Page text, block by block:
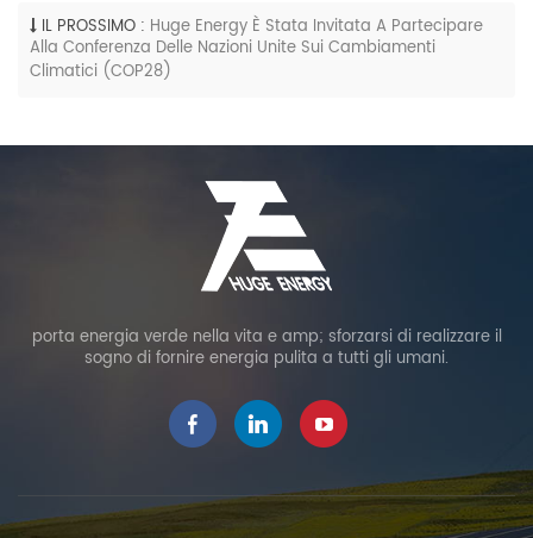
IL PROSSIMO : Huge Energy È Stata Invitata A Partecipare
Alla Conferenza Delle Nazioni Unite Sui Cambiamenti
Climatici (COP28)
porta energia verde nella vita e amp; sforzarsi di realizzare il
sogno di fornire energia pulita a tutti gli umani.